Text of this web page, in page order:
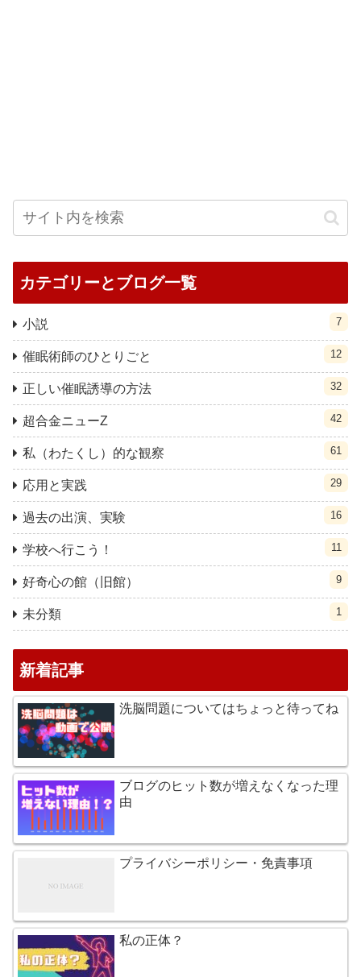
カテゴリーとブログ一覧
小説 7
催眠術師のひとりごと 12
正しい催眠誘導の方法 32
超合金ニューZ 42
私（わたくし）的な観察 61
応用と実践 29
過去の出演、実験 16
学校へ行こう！ 11
好奇心の館（旧館） 9
未分類 1
新着記事
洗脳問題についてはちょっと待ってね
ブログのヒット数が増えなくなった理
由
プライバシーポリシー・免責事項
私の正体？